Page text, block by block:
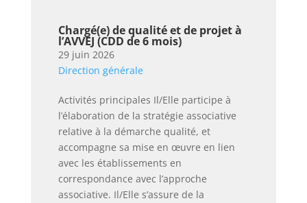
Chargé(e) de qualité et de projet à
l’AVVEJ (CDD de 6 mois)
29 juin 2026
Direction générale
Activités principales Il/Elle participe à
l’élaboration de la stratégie associative
relative à la démarche qualité, et
accompagne sa mise en œuvre en lien
avec les établissements en
correspondance avec l’approche
associative. Il/Elle s’assure de la